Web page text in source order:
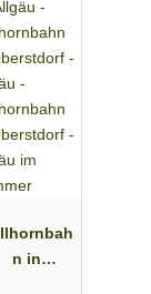
der March -
n in